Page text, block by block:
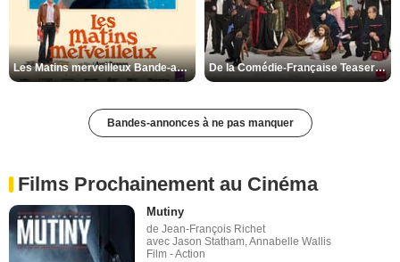
Les Matins merveilleux Bande-annonce VF De la Comédie-Française Teaser VF
Bandes-annonces à ne pas manquer
Films Prochainement au Cinéma
Mutiny
de Jean-François Richet
avec Jason Statham, Annabelle Wallis
Film - Action